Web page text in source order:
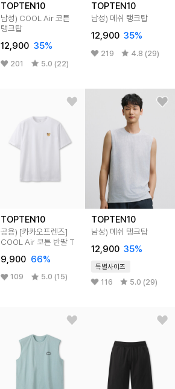
TOPTEN10
남성) COOL Air 코튼
탱크탑
12,900 35%
201 5.0 (22)
TOPTEN10
남성) 메쉬 탱크탑
12,900 35%
219 4.8 (29)
TOPTEN10
공용) [카카오프렌즈]
COOL Air 코튼 반팔 T
9,900 66%
109 5.0 (15)
TOPTEN10
남성) 메쉬 탱크탑
12,900 35%
특별사이즈
116 5.0 (29)